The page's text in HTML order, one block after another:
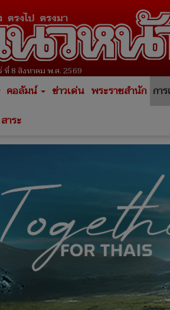
ที่ 8 สิงหาคม พ.ศ. 2569
คอลัมน์ ข่าวเด่น พระราชสำนัก กา
าระ